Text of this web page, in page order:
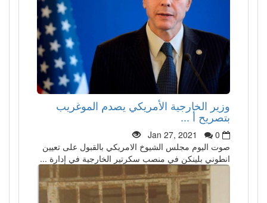
وزير الخارجية الأمريكي يصدم الموغريب
بتصريح أ ...
Jan 27, 2021
0
صوت اليوم مجلس الشيوخ الامريكي بالقبول على تعيين
انطوني بلينكن في منصب سكرتير الخارجية في إدارة ...